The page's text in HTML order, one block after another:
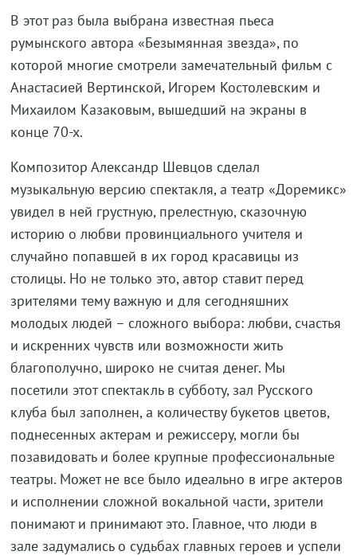
В этот раз была выбрана известная пьеса
румынского автора «Безымянная звезда», по
которой многие смотрели замечательный фильм с
Анастасией Вертинской, Игорем Костолевским и
Михаилом Казаковым, вышедший на экраны в
конце 70-х.
Композитор Александр Шевцов сделал
музыкальную версию спектакля, а театр «Доремикс»
увидел в ней грустную, прелестную, сказочную
историю о любви провинциального учителя и
случайно попавшей в их город красавицы из
столицы. Но не только это, автор ставит перед
зрителями тему важную и для сегодняшних
молодых людей – сложного выбора: любви, счастья
и искренних чувств или возможности жить
благополучно, широко не считая денег. Мы
посетили этот спектакль в субботу, зал Русского
клуба был заполнен, а количеству букетов цветов,
поднесенных актерам и режиссеру, могли бы
позавидовать и более крупные профессиональные
театры. Может не все было идеально в игре актеров
и исполнении сложной вокальной части, зрители
понимают и принимают это. Главное, что люди в
зале задумались о судьбах главных героев и успели